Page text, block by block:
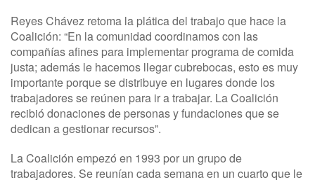
Reyes Chávez retoma la plática del trabajo que hace la
Coalición: “En la comunidad coordinamos con las
compañías afines para implementar programa de comida
justa; además le hacemos llegar cubrebocas, esto es muy
importante porque se distribuye en lugares donde los
trabajadores se reúnen para ir a trabajar. La Coalición
recibió donaciones de personas y fundaciones que se
dedican a gestionar recursos”.
La Coalición empezó en 1993 por un grupo de
trabajadores. Se reunían cada semana en un cuarto que le